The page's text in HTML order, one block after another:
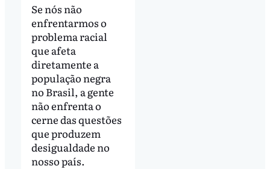
Se nós não
enfrentarmos o
problema racial
que afeta
diretamente a
população negra
no Brasil, a gente
não enfrenta o
cerne das questões
que produzem
desigualdade no
nosso país.